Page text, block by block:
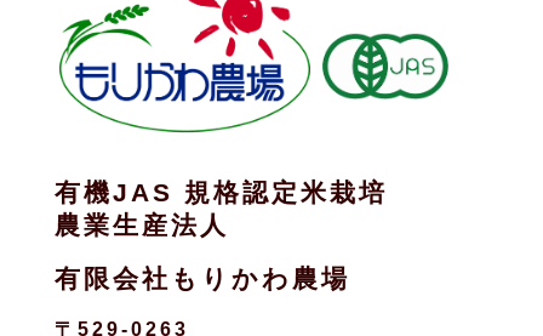
有機JAS 規格認定米栽培
農業生産法人
有限会社もりかわ農場
〒529-0263